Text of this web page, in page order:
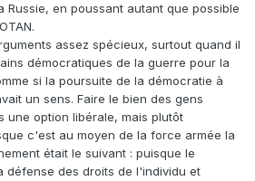
Russie, en poussant autant que possible
assez spécieux, surtout quand il
démocratiques de la guerre pour la
si la poursuite de la démocratie à
un sens. Faire le bien des gens
une option libérale, mais plutôt
c'est au moyen de la force armée la
était le suivant : puisque le
défense des droits de l'individu et